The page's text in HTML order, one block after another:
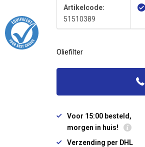
Artikelcode:
51510389
Oliefilter
Voor 15:00 besteld,
morgen in huis!
Verzending per DHL